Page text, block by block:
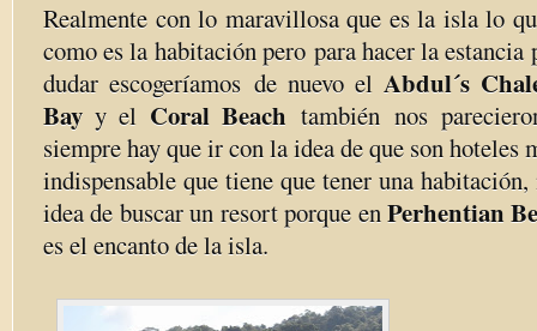
Realmente con lo maravillosa que es la isla lo
como es la habitación pero para hacer la estancia
dudar escogeríamos de nuevo el Abdul´s
Bay y el Coral Beach también nos
siempre hay que ir con la idea de que son hoteles
indispensable que tiene que tener una
idea de buscar un resort porque enPerhentian
es el encanto de la isla.